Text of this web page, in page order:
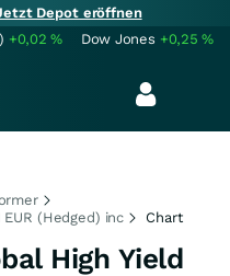
Depot eröffnen
+0,02% Dow Jones +0,25%
EUR (Hedged) inc
Chart
High Yield